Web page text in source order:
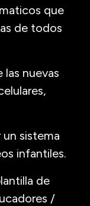
que
de todos
nuevas
sistema
infantiles.
de
/